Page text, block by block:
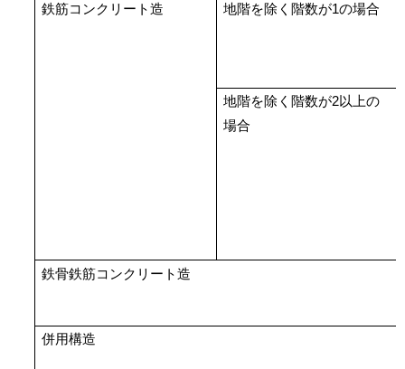
鉄筋コンクリート造 地階を除く階数が1の場合
地階を除く階数が2以上の
場合
鉄骨鉄筋コンクリート造
併用構造